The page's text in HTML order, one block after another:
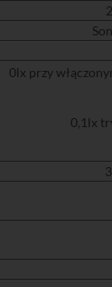
0lx przy
0,1lx